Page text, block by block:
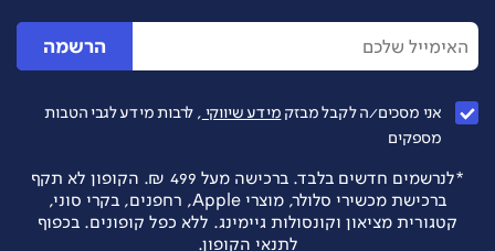
הרשמה
אני מסכים/ה לקבל מבזק מידע שיווקי , לרבות מידע לגבי הטבות
מספקים
*לנרשמים חדשים בלבד. ברכישה מעל 499 ₪. הקופון לא תקף
ברכישת מכשירי סלולר, מוצרי Apple, רחפנים, בקרי סוני,
קטגורית מציאון וקונסולות גיימינג. ללא כפל קופונים. בכפוף
לתנאי הקופון.